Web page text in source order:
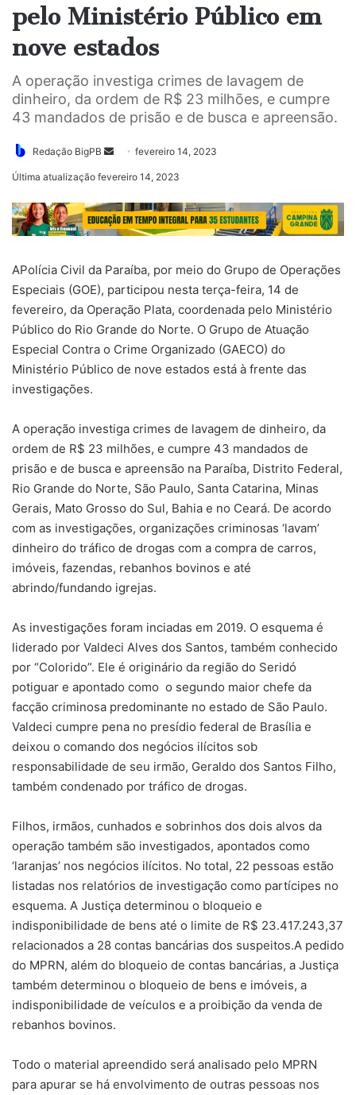
pelo Ministério Público em
nove estados
A operação investiga crimes de lavagem de
dinheiro, da ordem de R$ 23 milhões, e cumpre
43 mandados de prisão e de busca e apreensão.
Redação BigPB
Mande
mail
fevereiro 14, 2023
Última atualização fevereiro 14, 2023
APolícia Civil da Paraíba, por meio do Grupo de Operações
Especiais (GOE), participou nesta terça-feira, 14 de
fevereiro, da Operação Plata, coordenada pelo Ministério
Público do Rio Grande do Norte. O Grupo de Atuação
Especial Contra o Crime Organizado (GAECO) do
Ministério Público de nove estados está à frente das
investigações.
A operação investiga crimes de lavagem de dinheiro, da
ordem de R$ 23 milhões, e cumpre 43 mandados de
prisão e de busca e apreensão na Paraíba, Distrito Federal,
Rio Grande do Norte, São Paulo, Santa Catarina, Minas
Gerais, Mato Grosso do Sul, Bahia e no Ceará. De acordo
com as investigações, organizações criminosas ‘lavam’
dinheiro do tráfico de drogas com a compra de carros,
imóveis, fazendas, rebanhos bovinos e até
abrindo/fundando igrejas.
As investigações foram inciadas em 2019. O esquema é
liderado por Valdeci Alves dos Santos, também conhecido
por “Colorido”. Ele é originário da região do Seridó
potiguar e apontado como o segundo maior chefe da
facção criminosa predominante no estado de São Paulo.
Valdeci cumpre pena no presídio federal de Brasília e
deixou o comando dos negócios ilícitos sob
responsabilidade de seu irmão, Geraldo dos Santos Filho,
também condenado por tráfico de drogas.
Filhos, irmãos, cunhados e sobrinhos dos dois alvos da
operação também são investigados, apontados como
‘laranjas’ nos negócios ilícitos. No total, 22 pessoas estão
listadas nos relatórios de investigação como partícipes no
esquema. A Justiça determinou o bloqueio e
indisponibilidade de bens até o limite de R$ 23.417.243,37
relacionados a 28 contas bancárias dos suspeitos.A pedido
do MPRN, além do bloqueio de contas bancárias, a Justiça
também determinou o bloqueio de bens e imóveis, a
indisponibilidade de veículos e a proibição da venda de
rebanhos bovinos.
Todo o material apreendido será analisado pelo MPRN
para apurar se há envolvimento de outras pessoas nos